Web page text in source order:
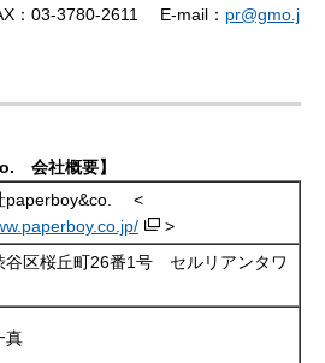
：03-3780-2611 E-mail： pr@gmo.j
会社概要】
paperboy&co. <
>
谷区桜丘町26番1号 セルリアンタワ
真